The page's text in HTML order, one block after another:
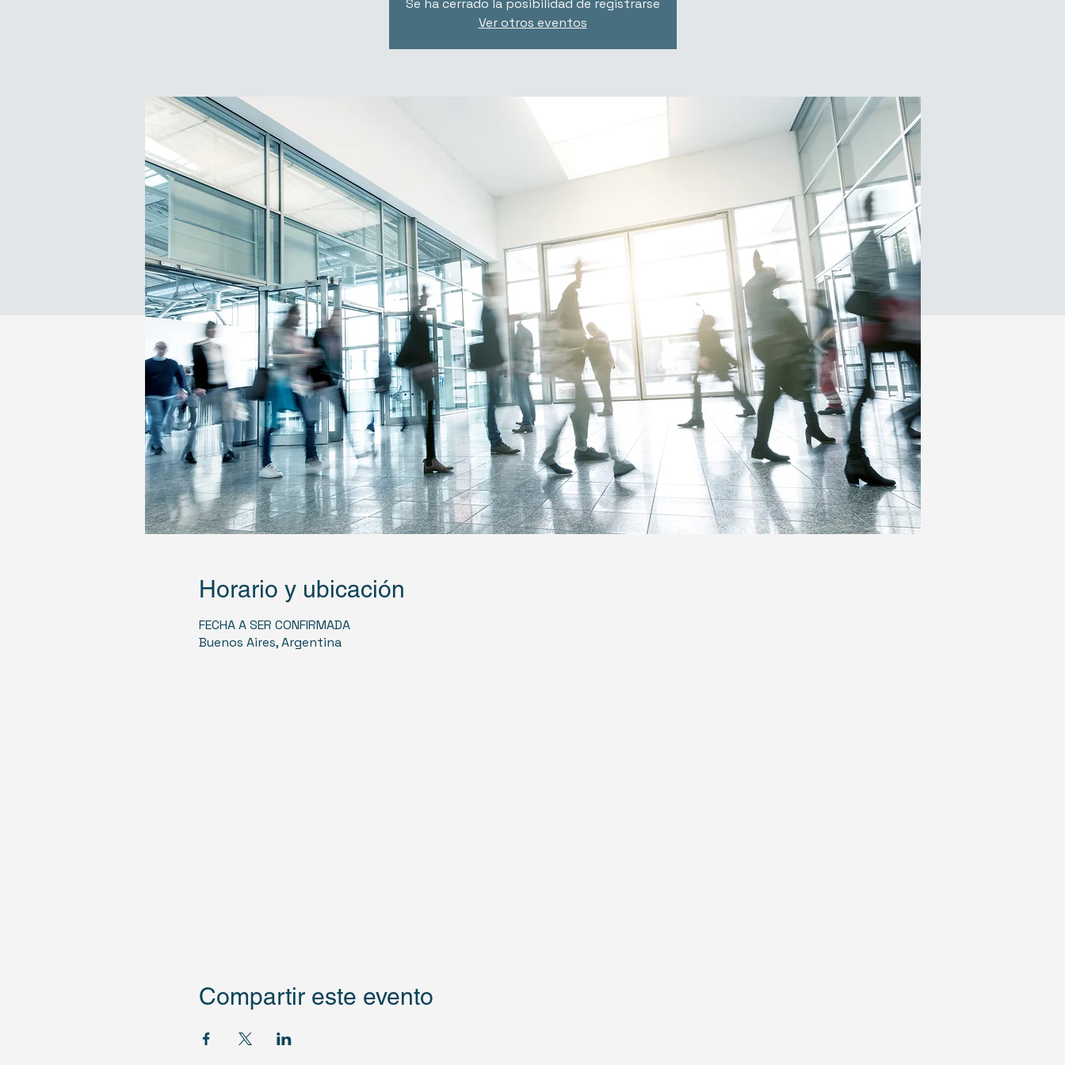
Se ha cerrado la posibilidad de registrarse
Ver otros eventos
Horario y ubicación
FECHA A SER CONFIRMADA
Buenos Aires, Argentina
Compartir este evento